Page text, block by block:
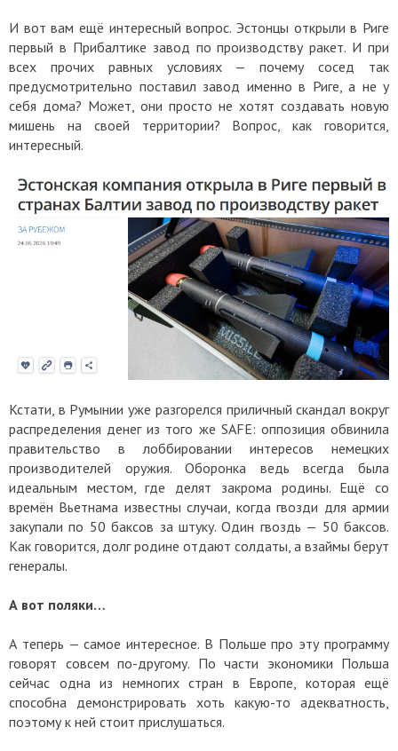
И вот вам ещё интересный вопрос. Эстонцы открыли в Риге
первый в Прибалтике завод по производству ракет. И при
всех прочих равных условиях — почему сосед так
предусмотрительно поставил завод именно в Риге, а не у
себя дома? Может, они просто не хотят создавать новую
мишень на своей территории? Вопрос, как говорится,
интересный.
Кстати, в Румынии уже разгорелся приличный скандал вокруг
распределения денег из того же SAFE: оппозиция обвинила
правительство в лоббировании интересов немецких
производителей оружия. Оборонка ведь всегда была
идеальным местом, где делят закрома родины. Ещё со
времён Вьетнама известны случаи, когда гвозди для армии
закупали по 50 баксов за штуку. Один гвоздь — 50 баксов.
Как говорится, долг родине отдают солдаты, а взаймы берут
генералы.
А вот поляки…
А теперь — самое интересное. В Польше про эту программу
говорят совсем по-другому. По части экономики Польша
сейчас одна из немногих стран в Европе, которая ещё
способна демонстрировать хоть какую-то адекватность,
поэтому к ней стоит прислушаться.